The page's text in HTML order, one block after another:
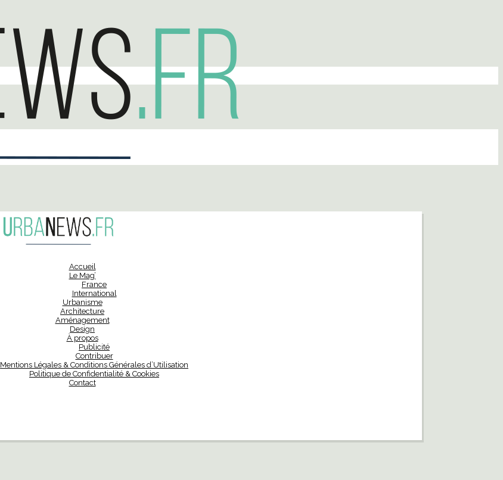
Accueil
Le Mag’
France
International
Urbanisme
Architecture
Aménagement
Design
À propos
Publicité
Contribuer
Mentions Légales & Conditions Générales d’Utilisation
Politique de Confidentialité & Cookies
Contact